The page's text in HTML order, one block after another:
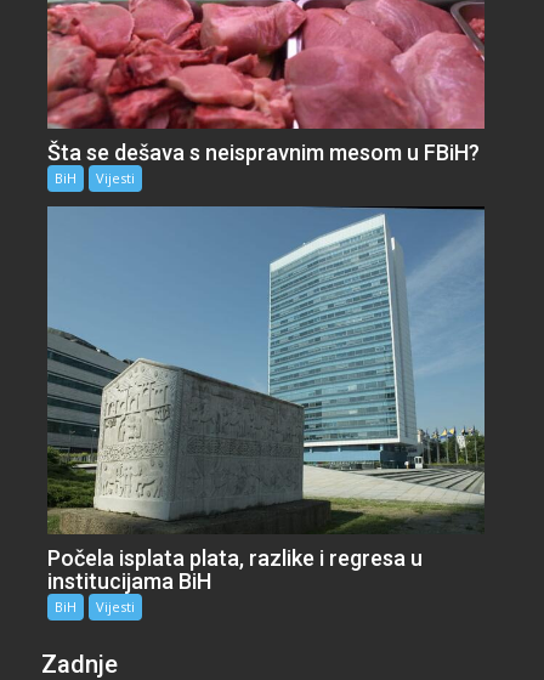
Šta se dešava s neispravnim mesom u FBiH?
BiH Vijesti
Počela isplata plata, razlike i regresa u
institucijama BiH
BiH Vijesti
Zadnje